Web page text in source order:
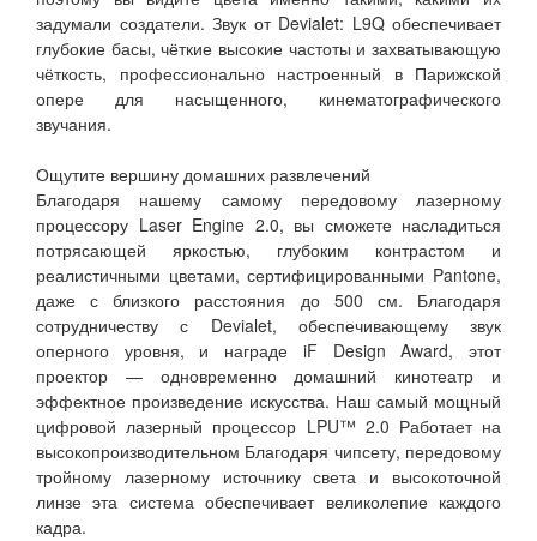
задумали создатели. Звук от Devialet: L9Q обеспечивает
глубокие басы, чёткие высокие частоты и захватывающую
чёткость, профессионально настроенный в Парижской
опере для насыщенного, кинематографического
звучания.
Ощутите вершину домашних развлечений
Благодаря нашему самому передовому лазерному
процессору Laser Engine 2.0, вы сможете насладиться
потрясающей яркостью, глубоким контрастом и
реалистичными цветами, сертифицированными Pantone,
даже с близкого расстояния до 500 см. Благодаря
сотрудничеству с Devialet, обеспечивающему звук
оперного уровня, и награде iF Design Award, этот
проектор — одновременно домашний кинотеатр и
эффектное произведение искусства. Наш самый мощный
цифровой лазерный процессор LPU™ 2.0 Работает на
высокопроизводительном Благодаря чипсету, передовому
тройному лазерному источнику света и высокоточной
линзе эта система обеспечивает великолепие каждого
кадра.